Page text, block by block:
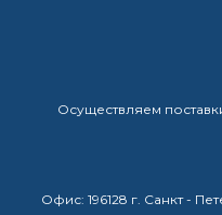
Подскажите на
отвердителя?
Осуществляем
Офис: 196128 г. Санкт -